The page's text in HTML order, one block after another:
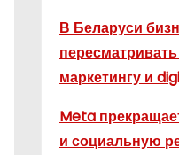
В Беларуси
маркетингу и
Meta
и социальную